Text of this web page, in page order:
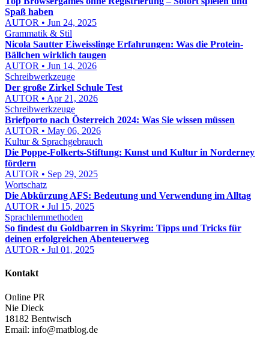
Spaß haben
AUTOR • Jun 24, 2025
Grammatik & Stil
Nicola Sautter Eiweisslinge Erfahrungen: Was die Protein-
Bällchen wirklich taugen
AUTOR • Jun 14, 2026
Schreibwerkzeuge
Der große Zirkel Schule Test
AUTOR • Apr 21, 2026
Schreibwerkzeuge
Briefporto nach Österreich 2024: Was Sie wissen müssen
AUTOR • May 06, 2026
Kultur & Sprachgebrauch
Die Poppe-Folkerts-Stiftung: Kunst und Kultur in Norderney
fördern
AUTOR • Sep 29, 2025
Wortschatz
Die Abkürzung AFS: Bedeutung und Verwendung im Alltag
AUTOR • Jul 15, 2025
Sprachlernmethoden
So findest du Goldbarren in Skyrim: Tipps und Tricks für
deinen erfolgreichen Abenteuerweg
AUTOR • Jul 01, 2025
Kontakt
Online PR
Nie Dieck
18182 Bentwisch
Email: info@matblog.de